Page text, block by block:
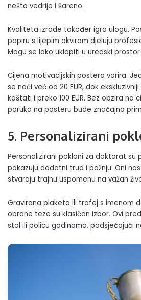
nešto vedrije i šareno.
Kvaliteta izrade također igra ulogu.
papiru s lijepim okvirom djeluju
Mogu se lako uklopiti u uredski
Cijena motivacijskih postera varira.
se naći već od 20 EUR, dok
koštati i preko 100 EUR. Bez obzira na
poruka na posteru bude značajna
5. Personalizirani
Personalizirani pokloni za doktorat su
pokazuju dodatni trud i pažnju. Oni
stvaraju trajnu uspomenu na važan
Gravirana plaketa ili trofej s imenom
obrane teze su klasičan izbor. Ovi
stol ili policu godinama, podsjećajući